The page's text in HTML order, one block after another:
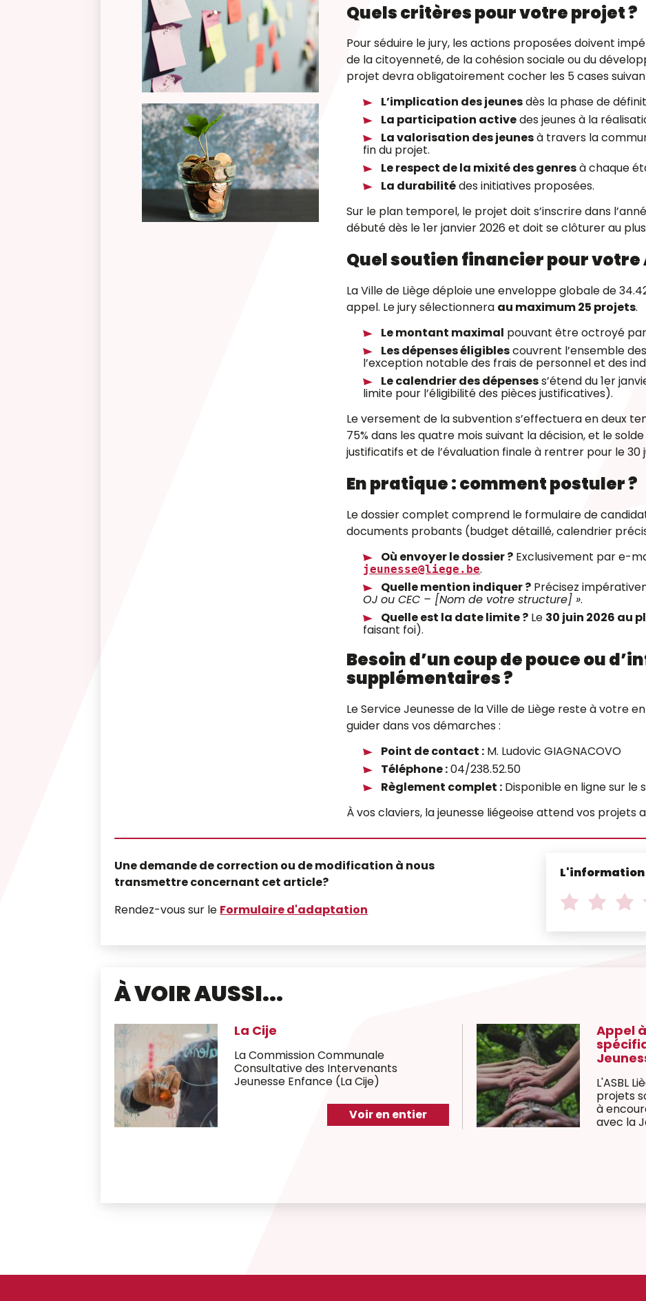
Quels critères pour votre projet ?
Pour séduire le jury, les actions proposées doivent
de la citoyenneté, de la cohésion sociale ou du
projet devra obligatoirement cocher les 5 cases
L’implication des jeunesdès la phase de
La participation activedes jeunes à la
La valorisation des jeunesà travers la
fin du projet.
Le respect de la mixité des genresà chaque
La durabilitédes initiatives proposées.
Sur le plan temporel, le projet doit s’inscrire dans
débuté dès le 1er janvier 2026 et doit se clôturer au
Quel soutien financier pour votre
La Ville de Liège déploie une enveloppe globale de
appel. Le jury sélectionnera au maximum 25 projets.
Le montant maximal pouvant être octroyé
Les dépenses éligiblescouvrent l’ensemble
l’exception notable des frais de personnel et des
Le calendrier des dépensess’étend du 1er
limite pour l’éligibilité des pièces justificatives).
Le versement de la subvention s’effectuera en deux
75% dans les quatre mois suivant la décision, et le
justificatifs et de l’évaluation finale à rentrer pour le 30
En pratique : comment postuler ?
Le dossier complet comprend le formulaire de
documents probants (budget détaillé, calendrier
Où envoyer le dossier ? Exclusivement par e-
jeunesse@liege.be.
Quelle mention indiquer ? Précisez
OJ ou CEC – [Nom de votre structure] ».
Quelle est la date limite ? Le 30 juin 2026 au
faisant foi).
Besoin d’un coup de pouce ou
supplémentaires ?
Le Service Jeunesse de la Ville de Liège reste à votre
guider dans vos démarches :
Point de contact : M. Ludovic GIAGNACOVO
Téléphone :04/238.52.50
Règlement complet : Disponible en ligne sur le
À vos claviers, la jeunesse liégeoise attend vos projets
Une demande de correction ou de modification à nous
transmettre concernant cet article?
Rendez-vous sur le Formulaire d'adaptation
N
o
e
Note Note
2
Note
3
À VOIR AUSSI...
Appel à projets 2026 - Soutien
Jeunesse
L'ASBL Liège Jeunesse lance un appel à
à encourager des initiatives en lien
avec la Jeunesse et l’Aide à la
de